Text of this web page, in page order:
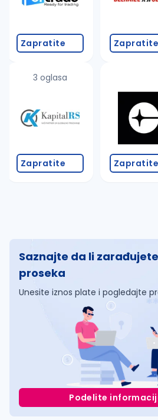
proverite pravopisne
promenite odabrane
Zapratite
3 oglasa
Zapratite
Zapratite
Zapratite
Saznajte da li
proseka
Unesite iznos plate i pogledajte
Podelite